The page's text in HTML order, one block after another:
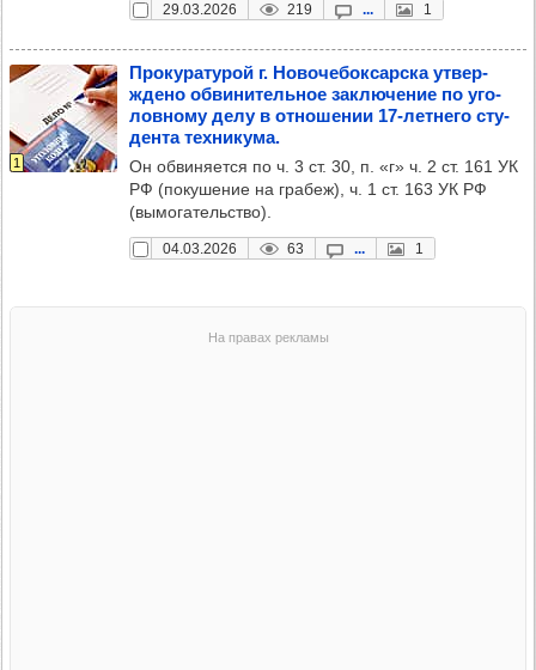
29.03.2026 219 ... 1
1
Про­ку­ра­ту­рой г. Ново­че­бок­сар­ска утвер­
ждено обви­ни­тель­ное зак­лю­че­ние по уго­
лов­ному делу в отно­ше­нии 17-лет­него сту­
дента тех­ни­кума.
Он обвиняется по ч. 3 ст. 30, п. «г» ч. 2 ст. 161 УК
РФ (покушение на грабеж), ч. 1 ст. 163 УК РФ
(вымогательство).
04.03.2026 63 ... 1